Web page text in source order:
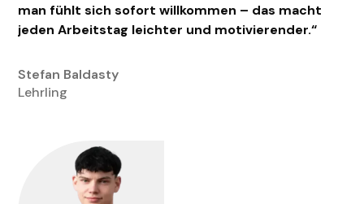
man fühlt sich sofort willkommen – das macht
jeden Arbeitstag leichter und motivierender.“
Stefan Baldasty
Lehrling